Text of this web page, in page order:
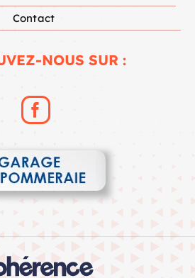
Contact
NOUS SUR :